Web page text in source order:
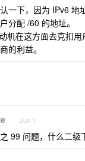
一下，因为 IPv6 地
分配 /60 的地址。
机在这方面去克扣
的利益。
Jun 1
99 问题，什么二级